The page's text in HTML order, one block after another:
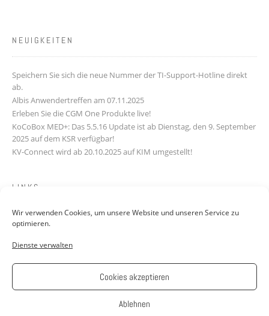
Wir verwenden Cookies, um unsere Website und unseren Service zu
optimieren.
Dienste verwalten
Cookies akzeptieren
Ablehnen
NEUIGKEITEN
Speichern Sie sich die neue Nummer der TI-Support-Hotline direkt
ab.
Albis Anwendertreffen am 07.11.2025
Erleben Sie die CGM One Produkte live!
KoCoBox MED+: Das 5.5.16 Update ist ab Dienstag, den 9. September
2025 auf dem KSR verfügbar!
KV-Connect wird ab 20.10.2025 auf KIM umgestellt!
LINKS
Downloads
FAQ
Jobs: Werde Teil unseres Teams!
Impressum